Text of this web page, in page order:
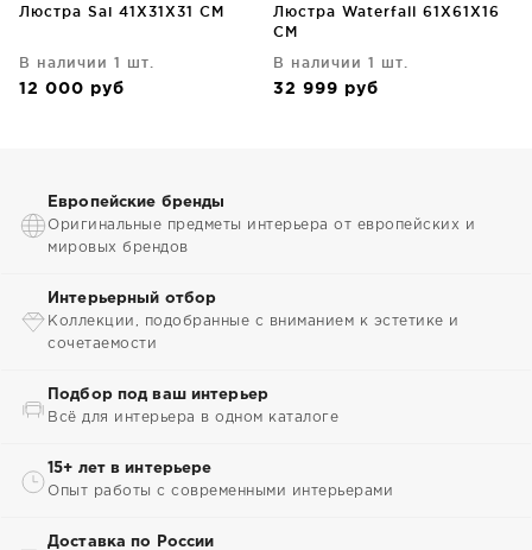
Люстра Sai 41X31X31 CM
В наличии 1 шт.
12 000 руб
Люстра Waterfall 61X61X16
CM
В наличии 1 шт.
32 999 руб
Европейские бренды
Оригинальные предметы интерьера от европейских и
мировых брендов
Интерьерный отбор
Коллекции, подобранные с вниманием к эстетике и
сочетаемости
Подбор под ваш интерьер
Всё для интерьера в одном каталоге
15+ лет в интерьере
Опыт работы с современными интерьерами
Доставка по России